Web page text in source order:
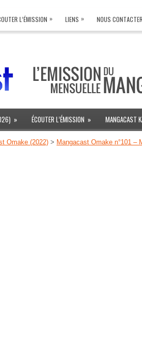
L’ÉMISSION » LIENS » NOUS CONTACTER
» ÉCOUTER L’ÉMISSION » MANGACAST
Omake (2022) > Mangacast Omake n°101 –